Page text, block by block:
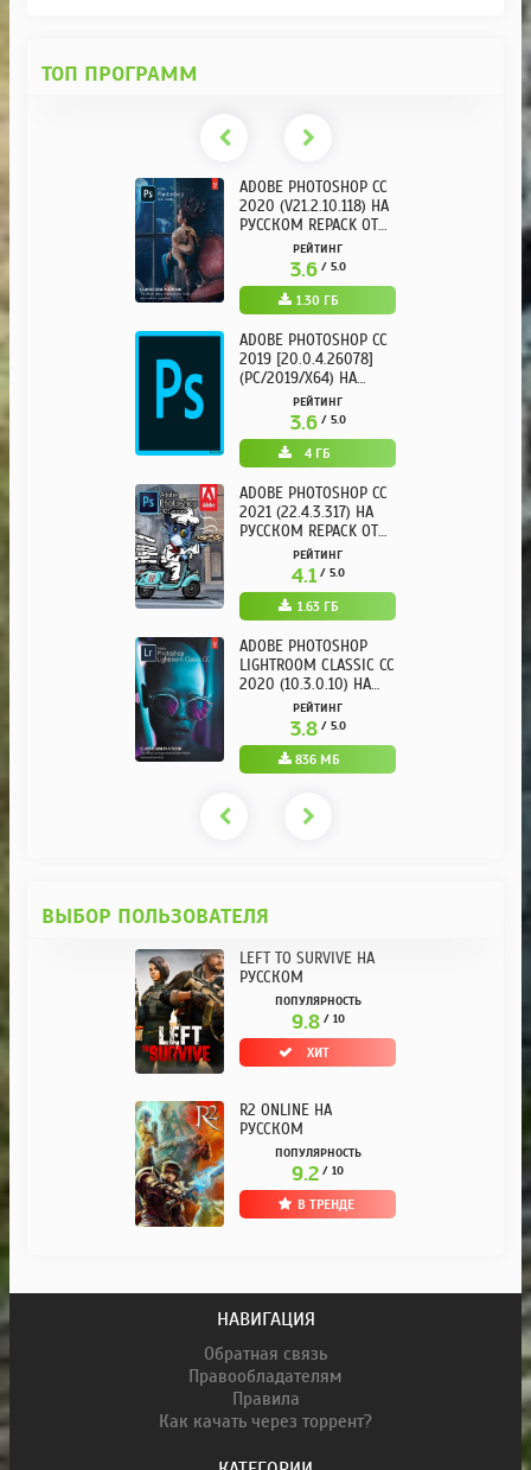
ТОП ПРОГРАММ
ADOBE PHOTOSHOP CC
2020 (V21.2.10.118) НА
РУССКОМ REPACK ОТ
KPOJIUKРЕЙТИНГ
3.6/ 5.0
1.30 ГБ
ADOBE PHOTOSHOP CC
2019 [20.0.4.26078]
(PC/2019/X64) НА
РУССКОМРЕЙТИНГ
3.6/ 5.0
4 ГБ
ADOBE PHOTOSHOP CC
2021 (22.4.3.317) НА
РУССКОМ REPACK ОТ
KPOJIUKРЕЙТИНГ
4.1 / 5.0
1.63 ГБ
ADOBE PHOTOSHOP
LIGHTROOM CLASSIC CC
2020 (10.3.0.10) НА
РУССКОМ REPACK ОТ
KPOJIUK
РЕЙТИНГ
3.8 / 5.0
836 МБ
ВЫБОР ПОЛЬЗОВАТЕЛЯ
LEFT TO SURVIVE НА
РУССКОМ
ПОПУЛЯРНОСТЬ
9.8 / 10
ХИТ
R2 ONLINE НА
РУССКОМ
ПОПУЛЯРНОСТЬ
9.2 / 10
В ТРЕНДЕ
НАВИГАЦИЯ
Обратная связь
Правообладателям
Правила
Как качать через торрент?